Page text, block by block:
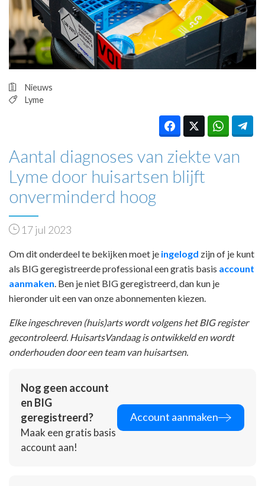
PRAKTIJKZAKEN
TARIEVEN
VPHUISARTSEN
MEDISCHE VAKHANDEL
Nieuws
Lyme
Aantal diagnoses van ziekte van
Lyme door huisartsen blijft
onverminderd hoog
17 jul 2023
Om dit onderdeel te bekijken moet je ingelogd zijn of je kunt
als BIG geregistreerde professional een gratis basis account
aanmaken. Ben je niet BIG geregistreerd, dan kun je
hieronder uit een van onze abonnementen kiezen.
Elke ingeschreven (huis)arts wordt volgens het BIG register
gecontroleerd. HuisartsVandaag is ontwikkeld en wordt
onderhouden door een team van huisartsen.
Nog geen account
en BIG
geregistreerd?
Maak een gratis basis
account aan!
Account aanmaken